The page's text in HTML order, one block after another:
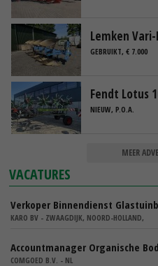
Lemken
GEBRUIKT, € 7.000
Fendt Lotus
NIEUW, P.O.A.
MEER
VACATURES
Verkoper Binnendienst
KARO BV - ZWAAGDIJK, NOORD-HOLLAND,
Accountmanager Organische
COMGOED B.V. - NL